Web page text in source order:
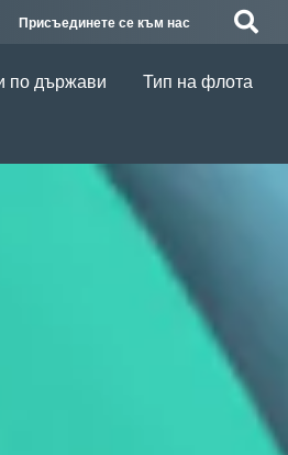
Присъединете се към нас
по държави Тип на флота